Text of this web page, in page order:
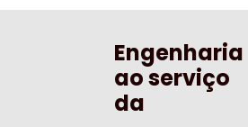
Engenharia
ao serviço
da